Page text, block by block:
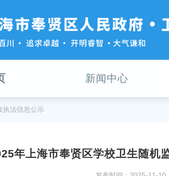
新闻中心
执法信息公示
年上海市奉贤区学校卫生随机